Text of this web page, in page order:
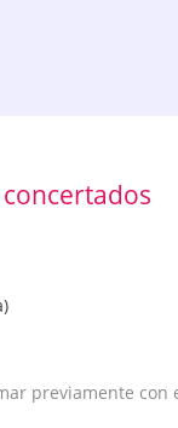
previamente